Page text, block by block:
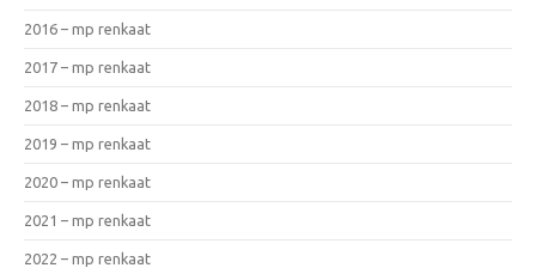
2016 – mp renkaat
2017 – mp renkaat
2018 – mp renkaat
2019 – mp renkaat
2020 – mp renkaat
2021 – mp renkaat
2022 – mp renkaat